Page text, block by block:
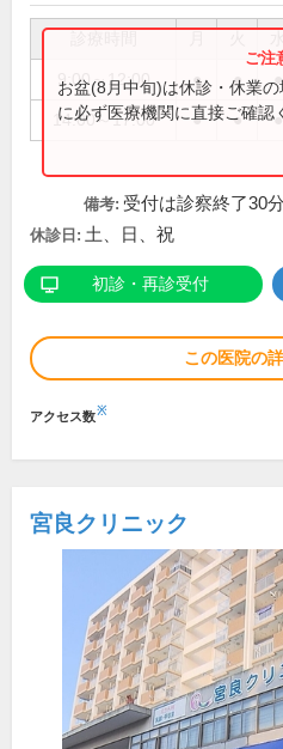
9:00～12:00 ● ● ●
14:00～17:00 ● ● ●
お盆(8月中旬)は休診・休業
に必ず医療機関に直接ご確認
備考: 受付は診察終了30
休診日: 土、日、祝
初診・再診受付
この医院の
アクセス数※
宮良クリニック